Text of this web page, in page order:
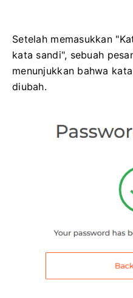
Setelah memasukkan
kata sandi", sebuah
menunjukkan bahwa
diubah.